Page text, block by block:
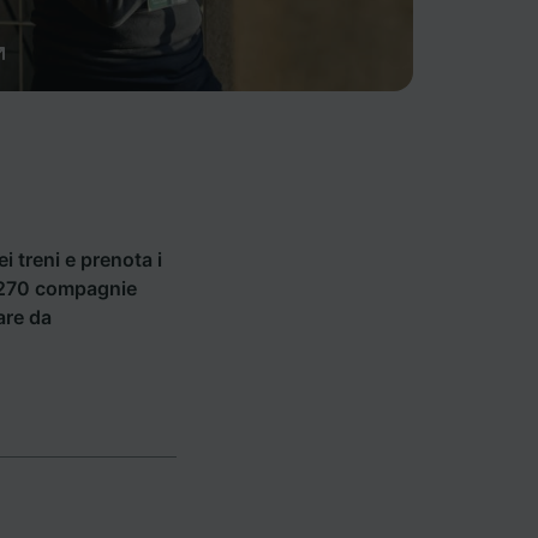
treni e prenota i
compagnie
da